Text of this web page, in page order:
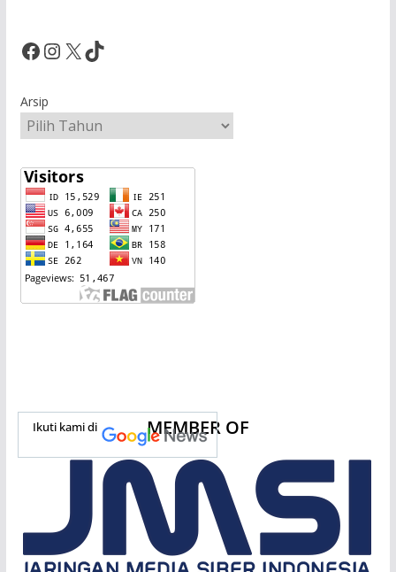
Facebook InstagramX TikTok
Arsip
Ikuti kami di MEMBER OF